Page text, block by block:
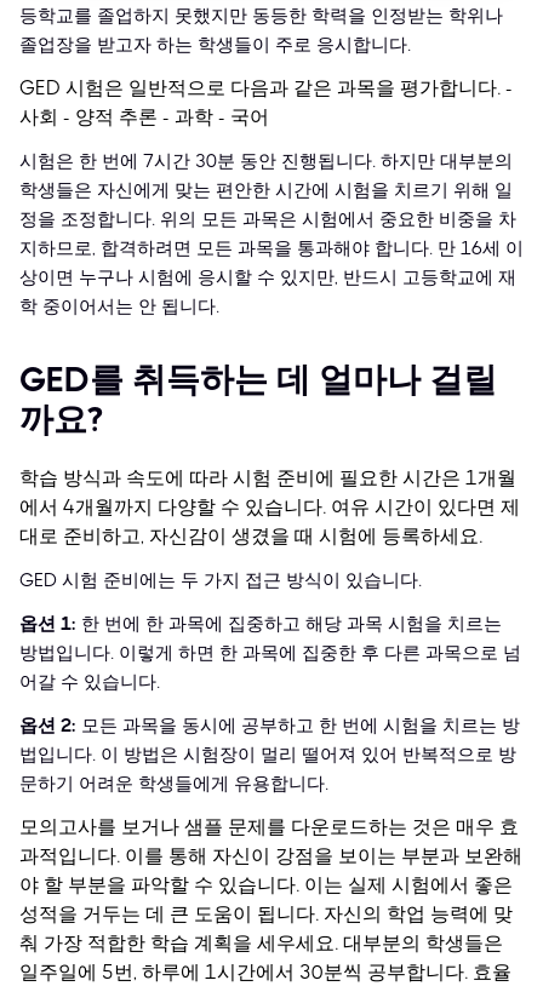
등학교를 졸업하지 못했지만 동등한 학력을 인정받는 학위나
졸업장을 받고자 하는 학생들이 주로 응시합니다.
GED 시험은 일반적으로 다음과 같은 과목을 평가합니다. -
사회 - 양적 추론 - 과학 - 국어
시험은 한 번에 7시간 30분 동안 진행됩니다. 하지만 대부분의
학생들은 자신에게 맞는 편안한 시간에 시험을 치르기 위해 일
정을 조정합니다. 위의 모든 과목은 시험에서 중요한 비중을 차
지하므로, 합격하려면 모든 과목을 통과해야 합니다. 만 16세 이
상이면 누구나 시험에 응시할 수 있지만, 반드시 고등학교에 재
학 중이어서는 안 됩니다.
GED를 취득하는 데 얼마나 걸릴
까요?
학습 방식과 속도에 따라 시험 준비에 필요한 시간은 1개월
에서 4개월까지 다양할 수 있습니다. 여유 시간이 있다면 제
대로 준비하고, 자신감이 생겼을 때 시험에 등록하세요.
GED 시험 준비에는 두 가지 접근 방식이 있습니다.
옵션 1: 한 번에 한 과목에 집중하고 해당 과목 시험을 치르는
방법입니다. 이렇게 하면 한 과목에 집중한 후 다른 과목으로 넘
어갈 수 있습니다.
옵션 2: 모든 과목을 동시에 공부하고 한 번에 시험을 치르는 방
법입니다. 이 방법은 시험장이 멀리 떨어져 있어 반복적으로 방
문하기 어려운 학생들에게 유용합니다.
모의고사를 보거나 샘플 문제를 다운로드하는 것은 매우 효
과적입니다. 이를 통해 자신이 강점을 보이는 부분과 보완해
야 할 부분을 파악할 수 있습니다. 이는 실제 시험에서 좋은
성적을 거두는 데 큰 도움이 됩니다. 자신의 학업 능력에 맞
춰 가장 적합한 학습 계획을 세우세요. 대부분의 학생들은
일주일에 5번, 하루에 1시간에서 30분씩 공부합니다. 효율